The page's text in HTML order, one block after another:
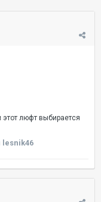
люфт выбирается
lesnik46